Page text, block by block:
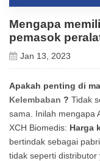
Mengapa
pemasok
Jan 13, 2023
Apakah penting di
Kelembaban ? Tidak
sama. Inilah mengapa
XCH Biomedis: Harga
bertindak sebagai
tidak seperti